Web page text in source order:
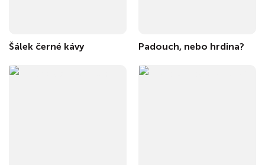
Šálek černé kávy Padouch, nebo hrdina?